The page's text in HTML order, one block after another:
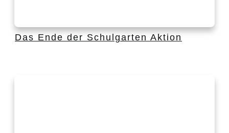
Das Ende der Schulgarten Aktion